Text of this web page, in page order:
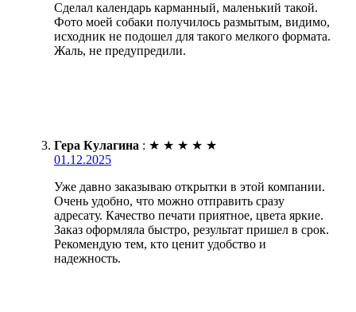
Сделал календарь карманный, маленький такой.
Фото моей собаки получилось размытым, видимо,
исходник не подошел для такого мелкого формата.
Жаль, не предупредили.
Гера Кулагина : ★ ★ ★ ★ ★
01.12.2025
Уже давно заказываю открытки в этой компании.
Очень удобно, что можно отправить сразу
адресату. Качество печати приятное, цвета яркие.
Заказ оформляла быстро, результат пришел в срок.
Рекомендую тем, кто ценит удобство и
надежность.